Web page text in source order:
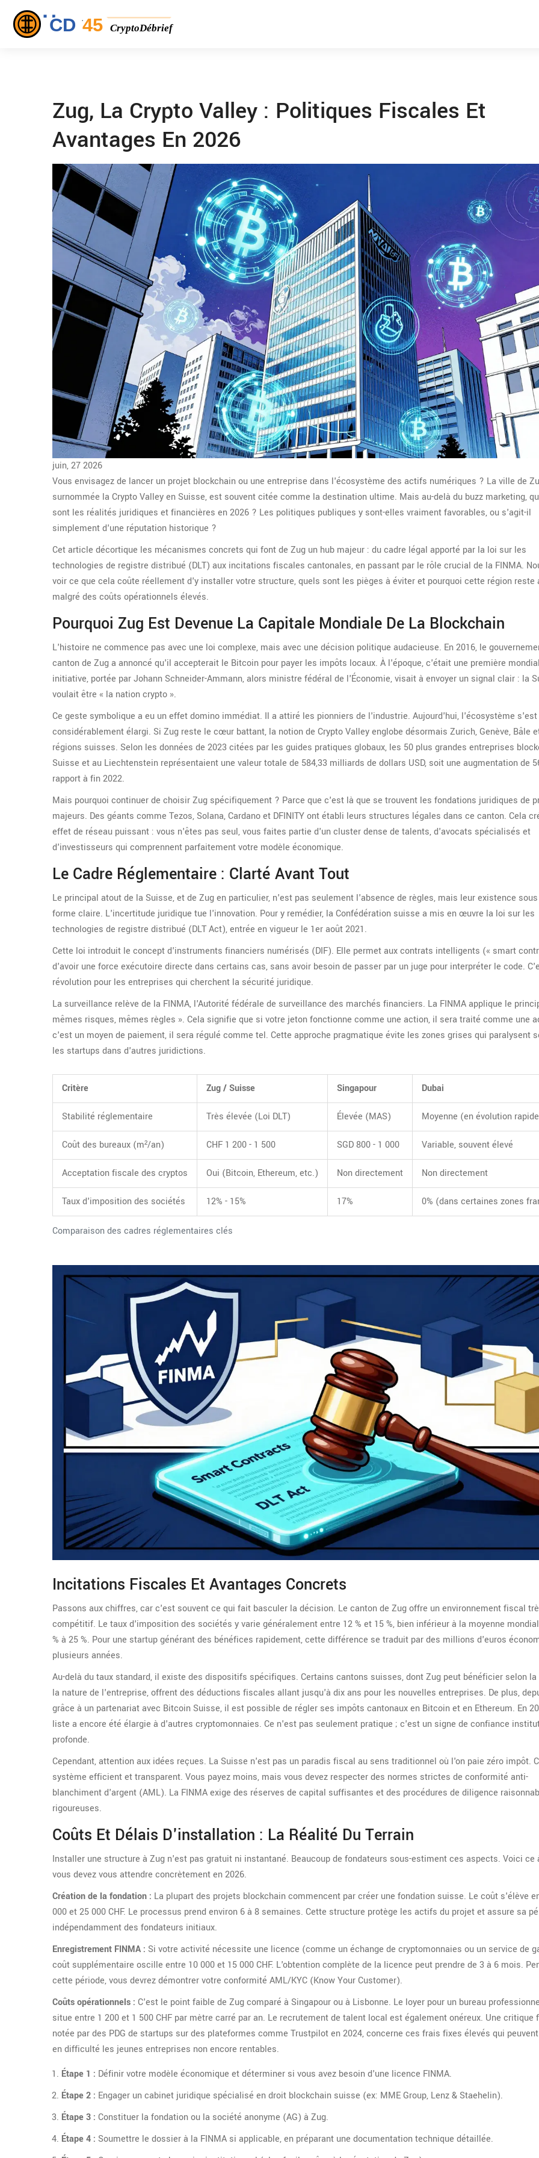
Zug, La Crypto Valley : Politiques Fiscales Et
Avantages En 2026
juin, 27 2026
Vous envisagez de lancer un projet blockchain ou une entreprise dans l'écosystème des actifs numériques ? La ville de
surnommée la Crypto Valleyen Suisse, est souvent citée comme la destination ultime. Mais au-delà du buzz marketing,
sont les réalités juridiques et financières en 2026 ? Les politiques publiques y sont-elles vraiment favorables, ou s'agit-il
simplement d'une réputation historique ?
Cet article décortique les mécanismes concrets qui font de Zug un hub majeur : du cadre légal apporté par la loi sur les
technologies de registre distribué (DLT) aux incitations fiscales cantonales, en passant par le rôle crucial de la FINMA.
voir ce que cela coûte réellement d'y installer votre structure, quels sont les pièges à éviter et pourquoi cette région reste
malgré des coûts opérationnels élevés.
Pourquoi Zug Est Devenue La Capitale Mondiale De La Blockchain
L'histoire ne commence pas avec une loi complexe, mais avec une décision politique audacieuse. En 2016, le
canton de Zug a annoncé qu'il accepterait le Bitcoin pour payer les impôts locaux. À l'époque, c'était une première
initiative, portée par Johann Schneider-Ammann, alors ministre fédéral de l'Économie, visait à envoyer un signal clair : la
voulait être « la nation crypto ».
Ce geste symbolique a eu un effet domino immédiat. Il a attiré les pionniers de l'industrie. Aujourd'hui, l'écosystème s'est
considérablement élargi. Si Zug reste le cœur battant, la notion de Crypto Valleyenglobe désormais Zurich, Genève, Bâle
régions suisses. Selon les données de 2023 citées par les guides pratiques globaux, les 50 plus grandes entreprises
Suisse et au Liechtenstein représentaient une valeur totale de 584,33 milliards de dollars USD, soit une augmentation de
rapport à fin 2022.
Mais pourquoi continuer de choisir Zug spécifiquement ? Parce que c'est là que se trouvent les fondations juridiques de
majeurs. Des géants comme Tezos, Solana, Cardano et DFINITY ont établi leurs structures légales dans ce canton. Cela
effet de réseau puissant : vous n'êtes pas seul, vous faites partie d'un cluster dense de talents, d'avocats spécialisés et
d'investisseurs qui comprennent parfaitement votre modèle économique.
Le Cadre Réglementaire : Clarté Avant Tout
Le principal atout de la Suisse, et de Zug en particulier, n'est pas seulement l'absence de règles, mais leur existence
forme claire. L'incertitude juridique tue l'innovation. Pour y remédier, la Confédération suisse a mis en œuvre la loi sur les
technologies de registre distribué (DLT Act), entrée en vigueur le 1er août 2021.
Cette loi introduit le concept d'instruments financiers numérisés (DIF). Elle permet aux contrats intelligents (« smart
d'avoir une force exécutoire directe dans certains cas, sans avoir besoin de passer par un juge pour interpréter le code.
révolution pour les entreprises qui cherchent la sécurité juridique.
La surveillance relève de la FINMA, l'Autorité fédérale de surveillance des marchés financiers. La FINMA applique le
mêmes risques, mêmes règles ». Cela signifie que si votre jeton fonctionne comme une action, il sera traité comme une
c'est un moyen de paiement, il sera régulé comme tel. Cette approche pragmatique évite les zones grises qui paralysent
les startups dans d'autres juridictions.
Comparaison des cadres réglementaires clés
Critère Zug / Suisse Singapour Dubai
Stabilité réglementaire Très élevée (Loi DLT) Élevée (MAS) Moyenne (en évolution
Coût des bureaux (m²/an) CHF 1 200 - 1 500 SGD 800 - 1 000 Variable, souvent élevé
Acceptation fiscale des cryptos Oui (Bitcoin, Ethereum, etc.) Non directement Non directement
Taux d'imposition des sociétés 12% - 15% 17% 0% (dans certaines zones
Incitations Fiscales Et Avantages Concrets
Passons aux chiffres, car c'est souvent ce qui fait basculer la décision. Le canton de Zug offre un environnement fiscal
compétitif. Le taux d'imposition des sociétés y varie généralement entre 12 % et 15 %, bien inférieur à la moyenne
% à 25 %. Pour une startup générant des bénéfices rapidement, cette différence se traduit par des millions d'euros
plusieurs années.
Au-delà du taux standard, il existe des dispositifs spécifiques. Certains cantons suisses, dont Zug peut bénéficier selon
la nature de l'entreprise, offrent des déductions fiscales allant jusqu'à dix ans pour les nouvelles entreprises. De plus,
grâce à un partenariat avec Bitcoin Suisse, il est possible de régler ses impôts cantonaux en Bitcoin et en Ethereum. En
liste a encore été élargie à d'autres cryptomonnaies. Ce n'est pas seulement pratique ; c'est un signe de confiance
profonde.
Cependant, attention aux idées reçues. La Suisse n'est pas un paradis fiscal au sens traditionnel où l'on paie zéro impôt.
système efficient et transparent. Vous payez moins, mais vous devez respecter des normes strictes de conformité anti-
blanchiment d'argent (AML). La FINMA exige des réserves de capital suffisantes et des procédures de diligence
rigoureuses.
Coûts Et Délais D'installation : La Réalité Du Terrain
Installer une structure à Zug n'est pas gratuit ni instantané. Beaucoup de fondateurs sous-estiment ces aspects. Voici ce
vous devez vous attendre concrètement en 2026.
Création de la fondation : La plupart des projets blockchain commencent par créer une fondation suisse. Le coût s'élève
000 et 25 000 CHF. Le processus prend environ 6 à 8 semaines. Cette structure protège les actifs du projet et assure sa
indépendamment des fondateurs initiaux.
Enregistrement FINMA : Si votre activité nécessite une licence (comme un échange de cryptomonnaies ou un service de
coût supplémentaire oscille entre 10 000 et 15 000 CHF. L'obtention complète de la licence peut prendre de 3 à 6 mois.
cette période, vous devrez démontrer votre conformité AML/KYC (Know Your Customer).
Coûts opérationnels : C'est le point faible de Zug comparé à Singapour ou à Lisbonne. Le loyer pour un bureau
situe entre 1 200 et 1 500 CHF par mètre carré par an. Le recrutement de talent local est également onéreux. Une critique
notée par des PDG de startups sur des plateformes comme Trustpilot en 2024, concerne ces frais fixes élevés qui
en difficulté les jeunes entreprises non encore rentables.
Étape 1 : Définir votre modèle économique et déterminer si vous avez besoin d'une licence FINMA.
Étape 2 : Engager un cabinet juridique spécialisé en droit blockchain suisse (ex: MME Group, Lenz & Staehelin).
Étape 3 : Constituer la fondation ou la société anonyme (AG) à Zug.
Étape 4 : Soumettre le dossier à la FINMA si applicable, en préparant une documentation technique détaillée.